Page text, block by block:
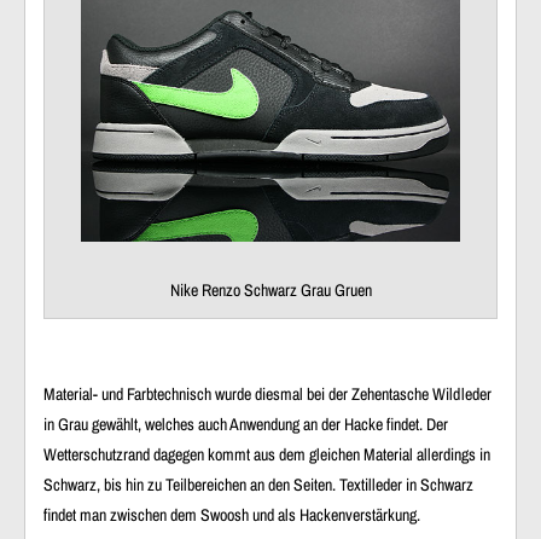
Nike Renzo Schwarz Grau Gruen
Material- und Farbtechnisch wurde diesmal bei der Zehentasche Wildleder
in Grau gewählt, welches auch Anwendung an der Hacke findet. Der
Wetterschutzrand dagegen kommt aus dem gleichen Material allerdings in
Schwarz, bis hin zu Teilbereichen an den Seiten. Textilleder in Schwarz
findet man zwischen dem Swoosh und als Hackenverstärkung.